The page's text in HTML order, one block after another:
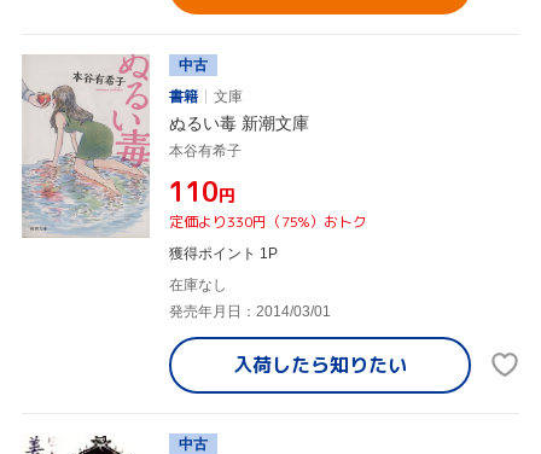
中古
書籍
文庫
ぬるい毒 新潮文庫
本谷有希子
¥110円
定価より330円（75%）おトク
獲得ポイント 1P
在庫なし
発売年月日：2014/03/01
入荷したら知りたい
中古